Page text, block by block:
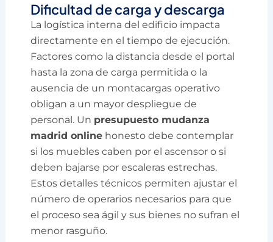
Dificultad de carga y descarga
La logística interna del edificio impacta
directamente en el tiempo de ejecución.
Factores como la distancia desde el portal
hasta la zona de carga permitida o la
ausencia de un montacargas operativo
obligan a un mayor despliegue de
personal. Un presupuesto mudanza
madrid online honesto debe contemplar
si los muebles caben por el ascensor o si
deben bajarse por escaleras estrechas.
Estos detalles técnicos permiten ajustar el
número de operarios necesarios para que
el proceso sea ágil y sus bienes no sufran el
menor rasguño.